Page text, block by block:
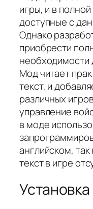
игры, и в
доступные с
Однако
приобрести
необходимости
Мод читает
текст, и
различных
управление
в моде
английском,
текст в игре
Установка